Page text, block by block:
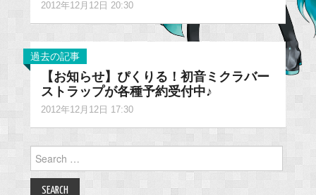
2012年12月12日 20:30
過去の記事
【お知らせ】ぴくりる！初音ミクラバー
ストラップが各種予約受付中♪
2012年12月12日 17:30
Search
for: